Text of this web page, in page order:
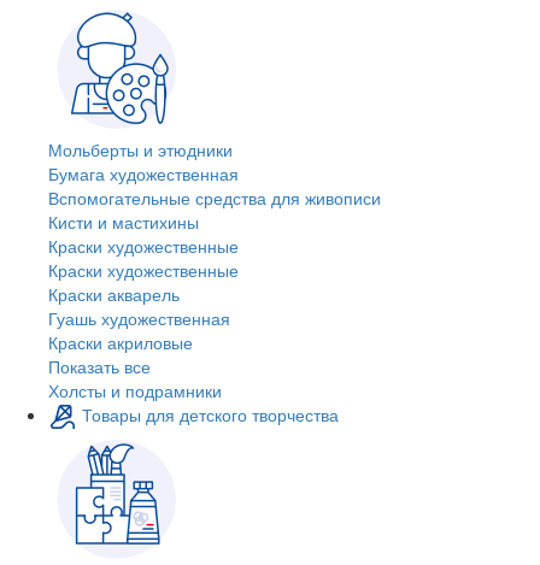
Мольберты и этюдники
Бумага художественная
Вспомогательные средства для живописи
Кисти и мастихины
Краски художественные
Краски художественные
Краски акварель
Гуашь художественная
Краски акриловые
Показать все
Холсты и подрамники
Товары для детского творчества